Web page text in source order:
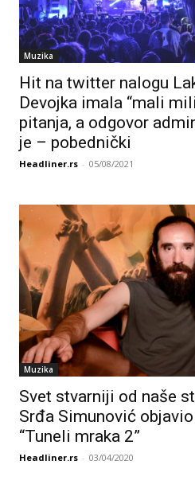
Muzika
Hit na twitter nalogu
Devojka imala “mali
pitanja, a odgovor
je – pobednički
Headliner.rs - 05/08/2021
Muzika
Svet stvarniji od naše
Srđa Simunović
“Tuneli mraka 2”
Headliner.rs - 03/04/2020